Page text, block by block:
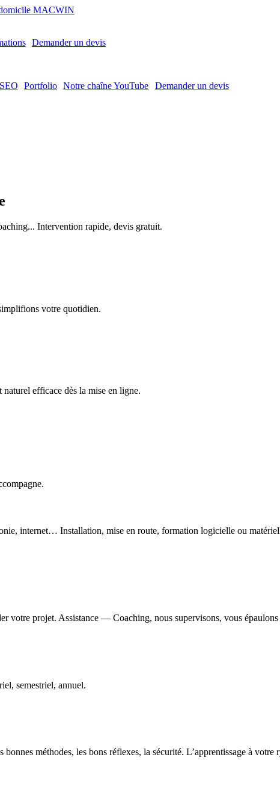
MACWIN
Demander un devis
Portfolio Notre chaîne YouTube
Demander un devis
Intervention rapide, devis gratuit.
votre quotidien.
efficace dès la mise en ligne.
internet… Installation, mise en route, formation logicielle ou
votre projet. Assistance — Coaching, nous supervisons, vous
semestriel, annuel.
méthodes, les bons réflexes, la sécurité. L’apprentissage à votre